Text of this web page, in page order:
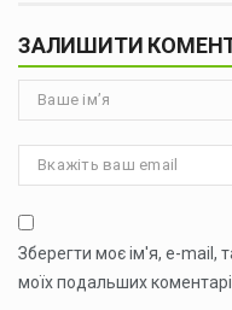
ЗАЛИШИТИ
Зберегти моє ім'я, e-mail,
моїх подальших